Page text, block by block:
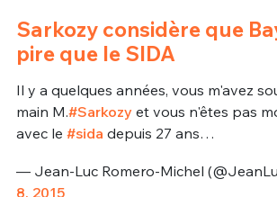
Sarkozy considère que
pire que le SIDA
Il y a quelques années, vous m'avez
main M.#Sarkozyet vous n'êtes pas
avec le #sida depuis 27 ans…
— Jean-Luc Romero-Michel
8, 2015